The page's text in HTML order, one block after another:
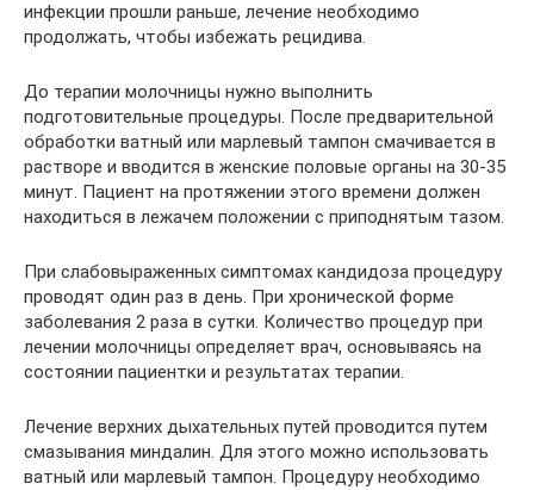
инфекции прошли раньше, лечение необходимо
продолжать, чтобы избежать рецидива.
До терапии молочницы нужно выполнить
подготовительные процедуры. После предварительной
обработки ватный или марлевый тампон смачивается в
растворе и вводится в женские половые органы на 30-35
минут. Пациент на протяжении этого времени должен
находиться в лежачем положении с приподнятым тазом.
При слабовыраженных симптомах кандидоза процедуру
проводят один раз в день. При хронической форме
заболевания 2 раза в сутки. Количество процедур при
лечении молочницы определяет врач, основываясь на
состоянии пациентки и результатах терапии.
Лечение верхних дыхательных путей проводится путем
смазывания миндалин. Для этого можно использовать
ватный или марлевый тампон. Процедуру необходимо